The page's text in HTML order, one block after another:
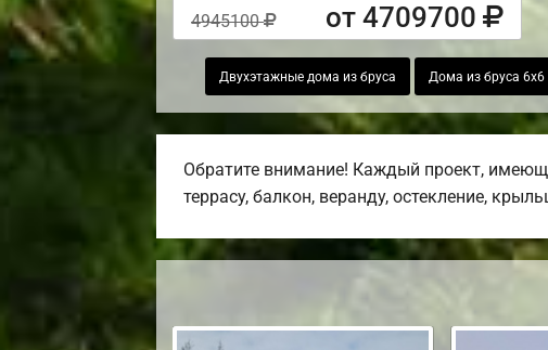
4945100 от 4709700
Двухэтажные дома из бруса Дома из бруса 6х6
Обратите внимание! Каждый проект,
террасу, балкон, веранду, остекление,